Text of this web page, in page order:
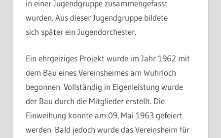
in einer Jugendgruppe zusammengefasst
wurden. Aus dieser Jugendgruppe bildete
sich später ein Jugendorchester.
Ein ehrgeiziges Projekt wurde im Jahr 1962 mit
dem Bau eines Vereinsheimes am Wuhrloch
begonnen. Vollständig in Eigenleistung wurde
der Bau durch die Mitglieder erstellt. Die
Einweihung konnte am 09. Mai 1963 gefeiert
werden. Bald jedoch wurde das Vereinsheim für